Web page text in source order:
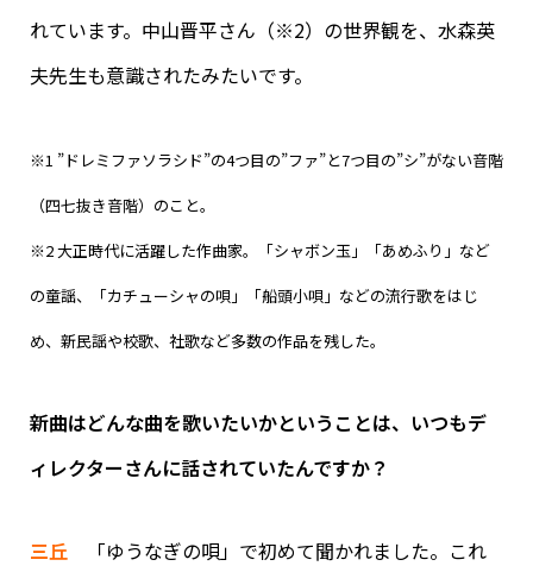
れています。中山晋平さん（※2）の世界観を、水森英
夫先生も意識されたみたいです。
※1 ”ドレミファソラシド”の4つ目の”ファ”と7つ目の”シ”がない音階
（四七抜き音階）のこと。
※2 大正時代に活躍した作曲家。「シャボン玉」「あめふり」など
の童謡、「カチューシャの唄」「船頭小唄」などの流行歌をはじ
め、新民謡や校歌、社歌など多数の作品を残した。
新曲はどんな曲を歌いたいかということは、いつもデ
ィレクターさんに話されていたんですか？
三丘 「ゆうなぎの唄」で初めて聞かれました。これ